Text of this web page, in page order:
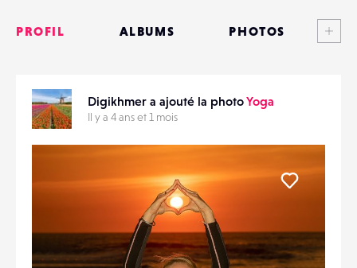
PROFIL ALBUMS PHOTOS
MATÉRIELS
CONTACTS
ÉVÉNEMENTS
Digikhmer a ajouté la photoYoga
Il y a 4 ans et 1 mois